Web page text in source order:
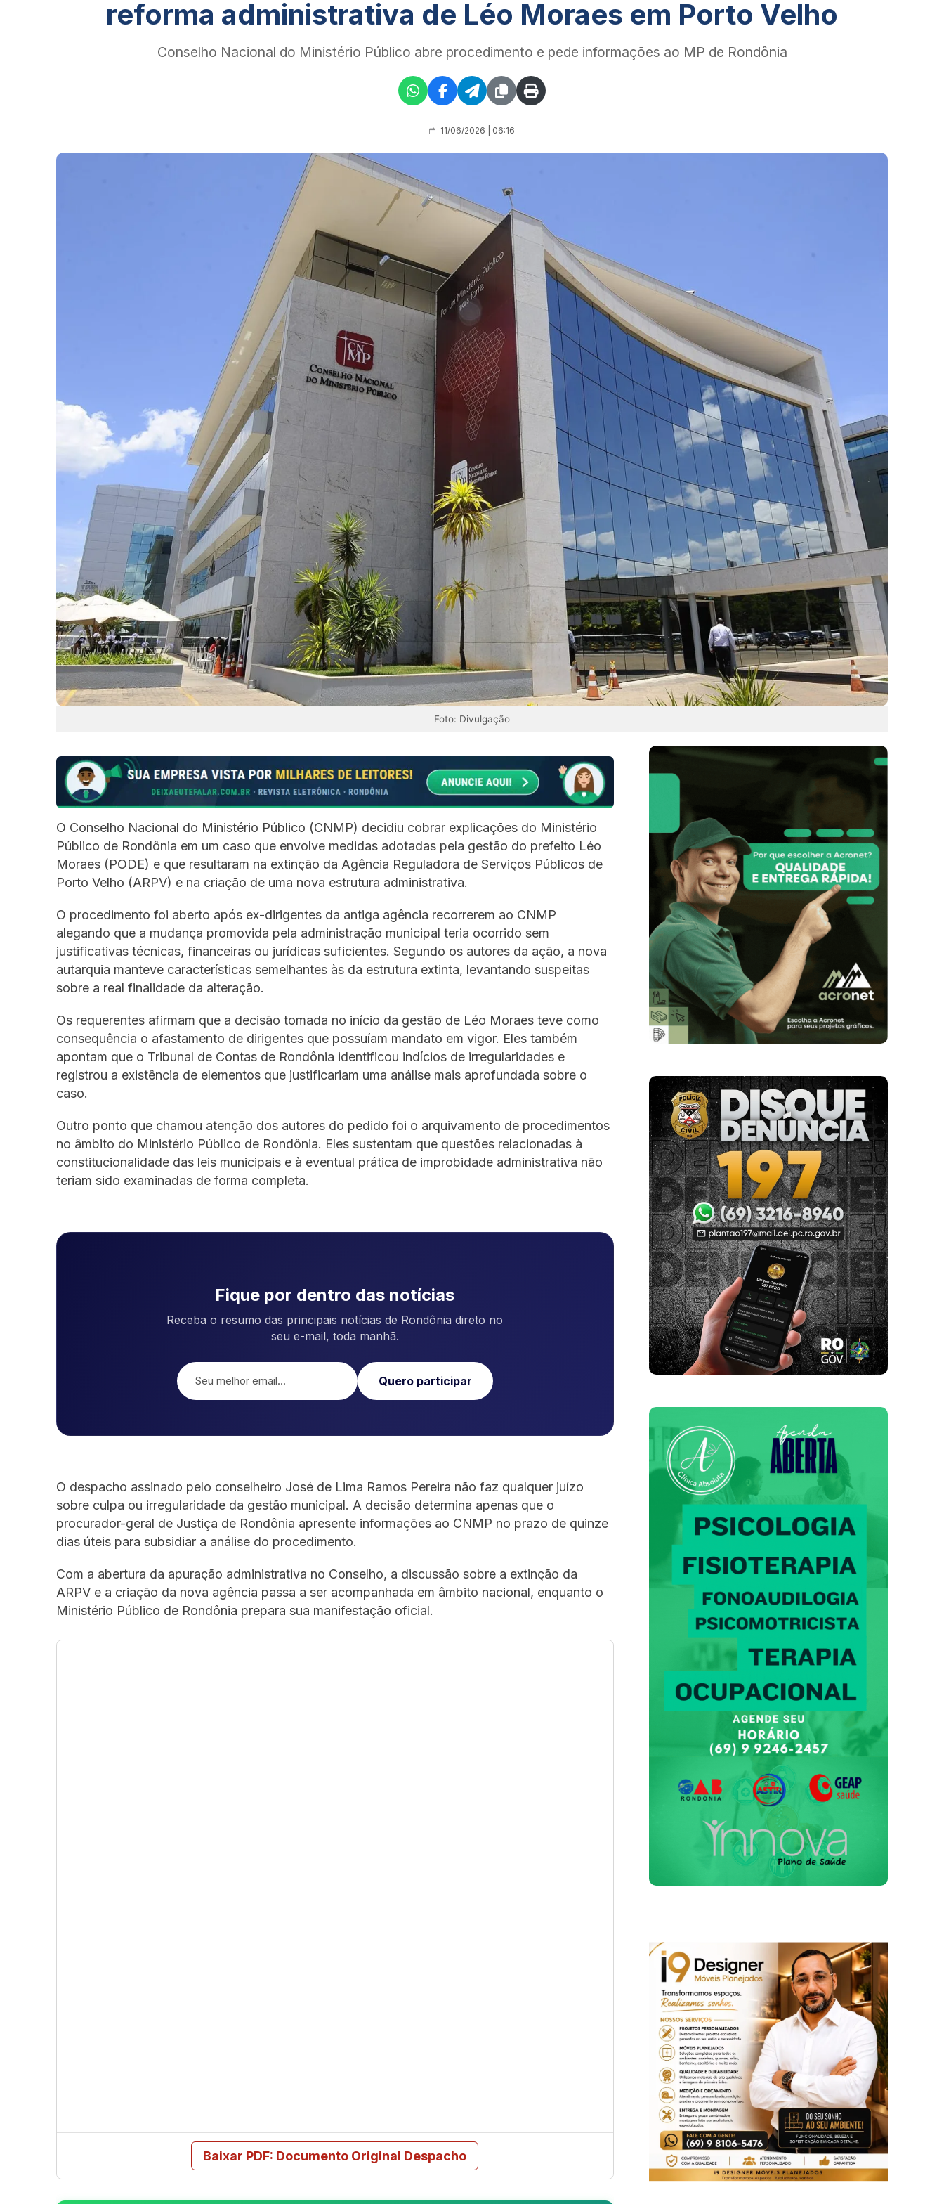
reforma administrativa de Léo Moraes em Porto Velho
Conselho Nacional do Ministério Público abre procedimento e pede informações ao MP de Rondônia
11/06/2026 | 06:16
Foto: Divulgação
O Conselho Nacional do Ministério Público (CNMP) decidiu cobrar explicações do Ministério
Público de Rondônia em um caso que envolve medidas adotadas pela gestão do prefeito Léo
Moraes (PODE) e que resultaram na extinção da Agência Reguladora de Serviços Públicos de
Porto Velho (ARPV) e na criação de uma nova estrutura administrativa.
O procedimento foi aberto após ex-dirigentes da antiga agência recorrerem ao CNMP
alegando que a mudança promovida pela administração municipal teria ocorrido sem
justificativas técnicas, financeiras ou jurídicas suficientes. Segundo os autores da ação, a nova
autarquia manteve características semelhantes às da estrutura extinta, levantando suspeitas
sobre a real finalidade da alteração.
Os requerentes afirmam que a decisão tomada no início da gestão de Léo Moraes teve como
consequência o afastamento de dirigentes que possuíam mandato em vigor. Eles também
apontam que o Tribunal de Contas de Rondônia identificou indícios de irregularidades e
registrou a existência de elementos que justificariam uma análise mais aprofundada sobre o
caso.
Outro ponto que chamou atenção dos autores do pedido foi o arquivamento de procedimentos
no âmbito do Ministério Público de Rondônia. Eles sustentam que questões relacionadas à
constitucionalidade das leis municipais e à eventual prática de improbidade administrativa não
teriam sido examinadas de forma completa.
Fique por dentro das notícias
Receba o resumo das principais notícias de Rondônia direto no
seu e-mail, toda manhã.
Quero participar
O despacho assinado pelo conselheiro José de Lima Ramos Pereira não faz qualquer juízo
sobre culpa ou irregularidade da gestão municipal. A decisão determina apenas que o
procurador-geral de Justiça de Rondônia apresente informações ao CNMP no prazo de quinze
dias úteis para subsidiar a análise do procedimento.
Com a abertura da apuração administrativa no Conselho, a discussão sobre a extinção da
ARPV e a criação da nova agência passa a ser acompanhada em âmbito nacional, enquanto o
Ministério Público de Rondônia prepara sua manifestação oficial.
Baixar PDF: Documento Original Despacho